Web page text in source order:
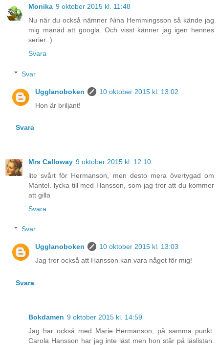
Monika 9 oktober 2015 kl. 11:48
Nu när du också nämner Nina Hemmingsson så kände jag
mig manad att googla. Och visst känner jag igen hennes
serier :)
Svara
Svar
Ugglanoboken
10 oktober 2015 kl. 13:02
Hon är briljant!
Svara
Mrs Calloway 9 oktober 2015 kl. 12:10
lite svårt för Hermanson, men desto mera övertygad om
Mantel. lycka till med Hansson, som jag tror att du kommer
att gilla
Svara
Svar
Ugglanoboken
10 oktober 2015 kl. 13:03
Jag tror också att Hansson kan vara något för mig!
Svara
Bokdamen 9 oktober 2015 kl. 14:59
Jag har också med Marie Hermanson, på samma punkt.
Carola Hansson har jag inte läst men hon står på läslistan.